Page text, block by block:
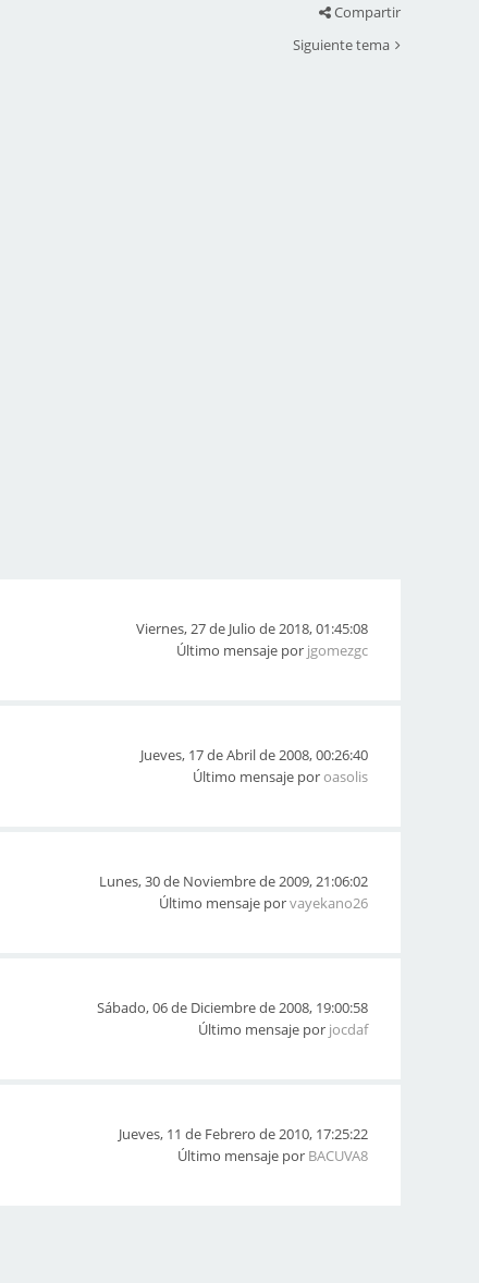
Compartir
Siguiente tema
Viernes, 27 de Julio de 2018, 01:45:08
Último mensaje por jgomezgc
Jueves, 17 de Abril de 2008, 00:26:40
Último mensaje poroasolis
Lunes, 30 de Noviembre de 2009, 21:06:02
Último mensaje porvayekano26
Sábado, 06 de Diciembre de 2008, 19:00:58
Último mensaje por jocdaf
Jueves, 11 de Febrero de 2010, 17:25:22
Último mensaje por BACUVA8